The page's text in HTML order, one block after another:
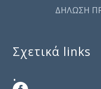
ΔΗΛΩΣΗ
Σχετικά links
.